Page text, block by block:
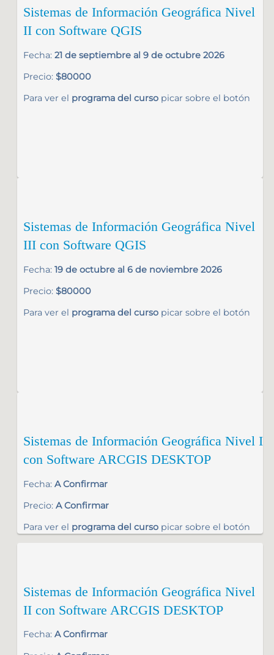
Sistemas de Información Geográfica Nivel
II con Software QGIS
Fecha: 21 de septiembre al 9 de octubre 2026
Precio: $80000
Para ver el programa del curso picar sobre el botón
Sistemas de Información Geográfica Nivel
III con Software QGIS
Fecha: 19 de octubre al 6 de noviembre 2026
Precio: $80000
Para ver el programa del curso picar sobre el botón
Sistemas de Información Geográfica Nivel I
con Software ARCGIS DESKTOP
Fecha: A Confirmar
Precio: A Confirmar
Para ver el programa del curso picar sobre el botón
Sistemas de Información Geográfica Nivel
II con Software ARCGIS DESKTOP
Fecha: A Confirmar